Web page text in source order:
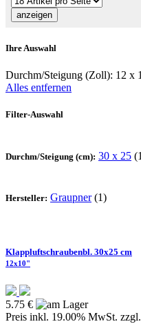
Ihre Auswahl
Durchm/Steigung (Zoll): 12 x
Alles entfernen
Filter-Auswahl
Durchm/Steigung (cm): 30 x 25
Hersteller: Graupner(1)
Klappluftschraubenbl. 30x25 cm
12x10"
5.75 €
Preis inkl. 19.00% MwSt. zzgl.